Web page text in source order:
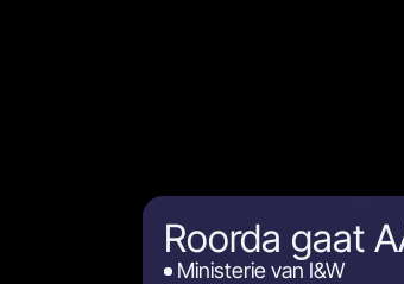
Roorda gaat
Ministerie van I&W